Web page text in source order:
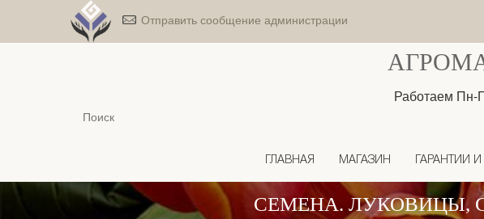
Отправить сообщение администрации
Работаем Пн-
ГЛАВНАЯ МАГАЗИН ГАРАНТИИ И
СЕМЕНА. ЛУКОВИЦЫ,